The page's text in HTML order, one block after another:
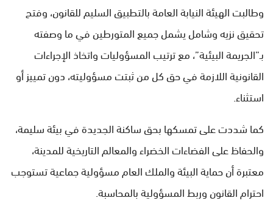
وطالبت الهيئة النيابة العامة بالتطبيق السليم للقانون، وفتح
تحقيق نزيه وشامل يشمل جميع المتورطين في ما وصفته
بـ”الجريمة البيئية”، مع ترتيب المسؤوليات واتخاذ الإجراءات
القانونية اللازمة في حق كل من ثبتت مسؤوليته، دون تمييز أو
استثناء.
كما شددت على تمسكها بحق ساكنة الجديدة في بيئة سليمة،
والحفاظ على الفضاءات الخضراء والمعالم التاريخية للمدينة،
معتبرة أن حماية البيئة والملك العام مسؤولية جماعية تستوجب
احترام القانون وربط المسؤولية بالمحاسبة.